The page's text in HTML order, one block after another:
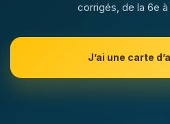
corrigés, de la 6e à
J’ai une carte